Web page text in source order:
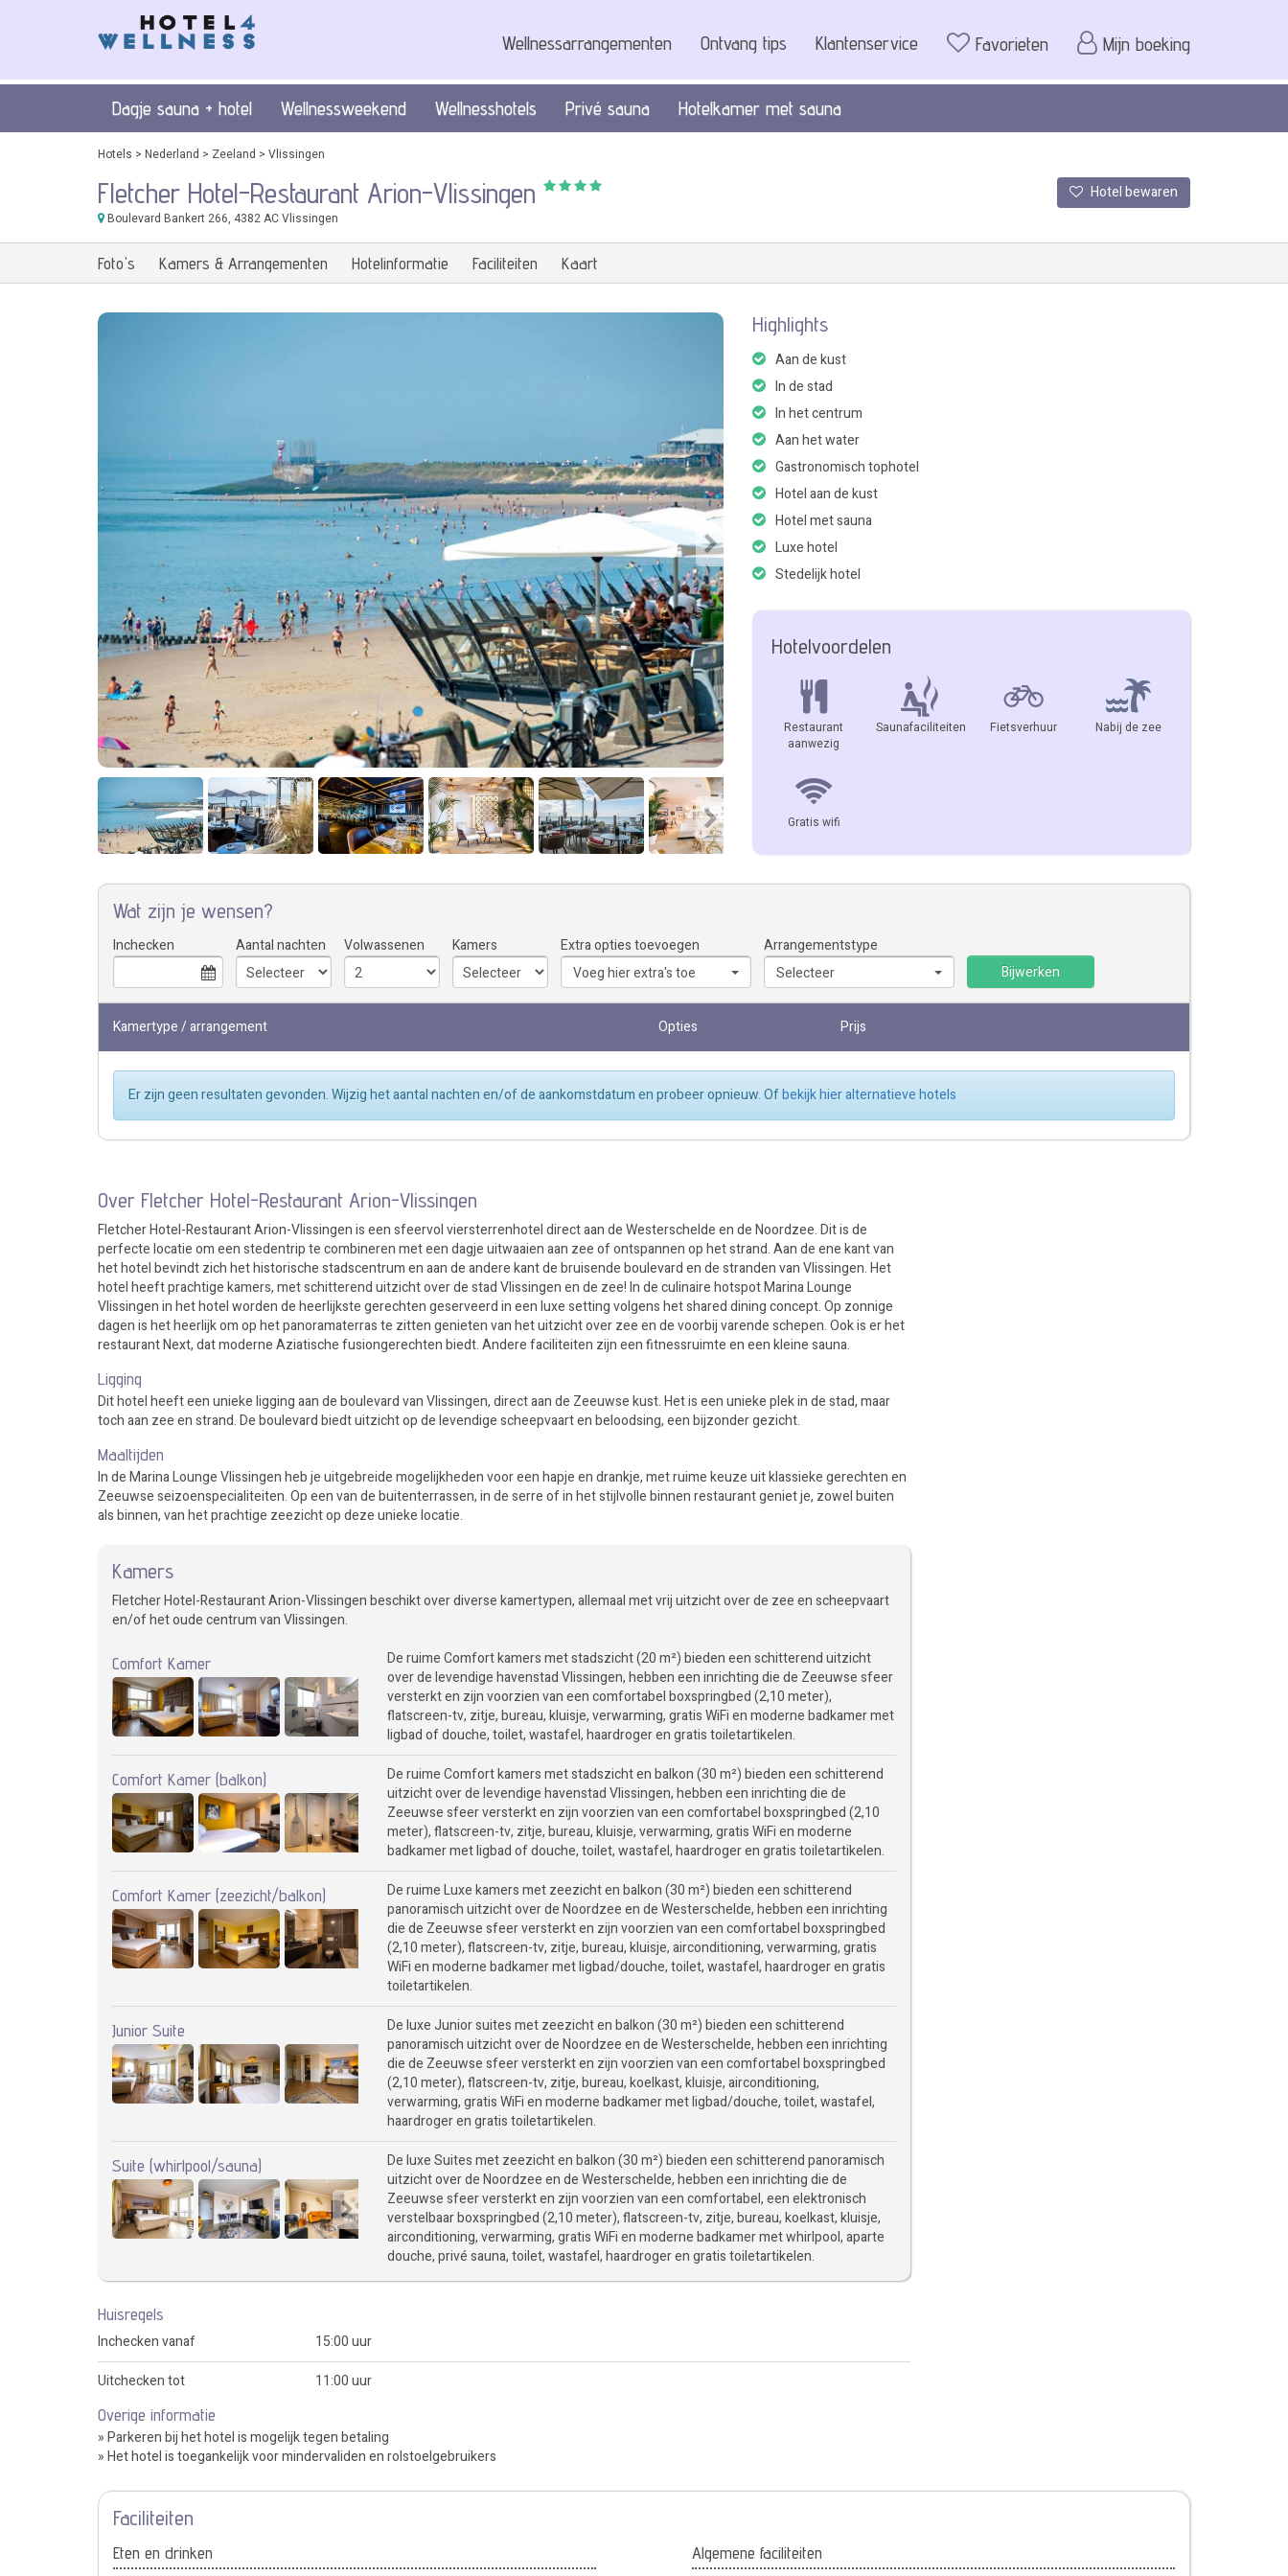
Wellnessarrangementen Ontvang tips Klantenservice Favorieten Mijn boeking
Dagje sauna + hotel Wellnessweekend Wellnesshotels Privé sauna Hotelkamer met sauna
Hotels > Nederland > Zeeland > Vlissingen
Fletcher Hotel-Restaurant Arion-Vlissingen Hotel bewaren
Boulevard Bankert 266, 4382 AC Vlissingen
Foto's Kamers & Arrangementen Hotelinformatie Faciliteiten Kaart
Highlights
Aan de kust
In de stad
In het centrum
Aan het water
Gastronomisch tophotel
Hotel aan de kust
Hotel met sauna
Luxe hotel
Stedelijk hotel
Hotelvoordelen
Restaurant
aanwezig
Saunafaciliteiten Fietsverhuur Nabij de zee
Gratis wifi
Wat zijn je wensen?
Inchecken Aantal nachten Volwassenen Kamers
Extra opties toevoegen
Voeg hier extra's toe
Arrangementstype
Selecteer
Bijwerken
Kamertype / arrangement Opties Prijs
Er zijn geen resultaten gevonden. Wijzig het aantal nachten en/of de aankomstdatum en probeer opnieuw. Ofbekijk hier alternatieve hotels
Over Fletcher Hotel-Restaurant Arion-Vlissingen
Fletcher Hotel-Restaurant Arion-Vlissingen is een sfeervol viersterrenhotel direct aan de Westerschelde en de Noordzee. Dit is de
perfecte locatie om een stedentrip te combineren met een dagje uitwaaien aan zee of ontspannen op het strand. Aan de ene kant van
het hotel bevindt zich het historische stadscentrum en aan de andere kant de bruisende boulevard en de stranden van Vlissingen. Het
hotel heeft prachtige kamers, met schitterend uitzicht over de stad Vlissingen en de zee! In de culinaire hotspot Marina Lounge
Vlissingen in het hotel worden de heerlijkste gerechten geserveerd in een luxe setting volgens het shared dining concept. Op zonnige
dagen is het heerlijk om op het panoramaterras te zitten genieten van het uitzicht over zee en de voorbij varende schepen. Ook is er het
restaurant Next, dat moderne Aziatische fusiongerechten biedt. Andere faciliteiten zijn een fitnessruimte en een kleine sauna.
Ligging
Dit hotel heeft een unieke ligging aan de boulevard van Vlissingen, direct aan de Zeeuwse kust. Het is een unieke plek in de stad, maar
toch aan zee en strand. De boulevard biedt uitzicht op de levendige scheepvaart en beloodsing, een bijzonder gezicht.
Maaltijden
In de Marina Lounge Vlissingen heb je uitgebreide mogelijkheden voor een hapje en drankje, met ruime keuze uit klassieke gerechten en
Zeeuwse seizoenspecialiteiten. Op een van de buitenterrassen, in de serre of in het stijlvolle binnen restaurant geniet je, zowel buiten
als binnen, van het prachtige zeezicht op deze unieke locatie.
Kamers
Fletcher Hotel-Restaurant Arion-Vlissingen beschikt over diverse kamertypen, allemaal met vrij uitzicht over de zee en scheepvaart
en/of het oude centrum van Vlissingen.
Comfort Kamer
De ruime Comfort kamers met stadszicht (20 m²) bieden een schitterend uitzicht
over de levendige havenstad Vlissingen, hebben een inrichting die de Zeeuwse sfeer
versterkt en zijn voorzien van een comfortabel boxspringbed (2,10 meter),
flatscreen-tv, zitje, bureau, kluisje, verwarming, gratis WiFi en moderne badkamer met
ligbad of douche, toilet, wastafel, haardroger en gratis toiletartikelen.
Comfort Kamer (balkon)
De ruime Comfort kamers met stadszicht en balkon (30 m²) bieden een schitterend
uitzicht over de levendige havenstad Vlissingen, hebben een inrichting die de
Zeeuwse sfeer versterkt en zijn voorzien van een comfortabel boxspringbed (2,10
meter), flatscreen-tv, zitje, bureau, kluisje, verwarming, gratis WiFi en moderne
badkamer met ligbad of douche, toilet, wastafel, haardroger en gratis toiletartikelen.
Comfort Kamer (zeezicht/balkon)
De ruime Luxe kamers met zeezicht en balkon (30 m²) bieden een schitterend
panoramisch uitzicht over de Noordzee en de Westerschelde, hebben een inrichting
die de Zeeuwse sfeer versterkt en zijn voorzien van een comfortabel boxspringbed
(2,10 meter), flatscreen-tv, zitje, bureau, kluisje, airconditioning, verwarming, gratis
WiFi en moderne badkamer met ligbad/douche, toilet, wastafel, haardroger en gratis
toiletartikelen.
Junior Suite
De luxe Junior suites met zeezicht en balkon (30 m²) bieden een schitterend
panoramisch uitzicht over de Noordzee en de Westerschelde, hebben een inrichting
die de Zeeuwse sfeer versterkt en zijn voorzien van een comfortabel boxspringbed
(2,10 meter), flatscreen-tv, zitje, bureau, koelkast, kluisje, airconditioning,
verwarming, gratis WiFi en moderne badkamer met ligbad/douche, toilet, wastafel,
haardroger en gratis toiletartikelen.
Suite (whirlpool/sauna)
De luxe Suites met zeezicht en balkon (30 m²) bieden een schitterend panoramisch
uitzicht over de Noordzee en de Westerschelde, hebben een inrichting die de
Zeeuwse sfeer versterkt en zijn voorzien van een comfortabel, een elektronisch
verstelbaar boxspringbed (2,10 meter), flatscreen-tv, zitje, bureau, koelkast, kluisje,
airconditioning, verwarming, gratis WiFi en moderne badkamer met whirlpool, aparte
douche, privé sauna, toilet, wastafel, haardroger en gratis toiletartikelen.
Huisregels
Inchecken vanaf
15:00 uur
Uitchecken tot
11:00 uur
Overige informatie
» Parkeren bij het hotel is mogelijk tegen betaling
» Het hotel is toegankelijk voor mindervaliden en rolstoelgebruikers
Faciliteiten
Eten en drinken
Algemene faciliteiten